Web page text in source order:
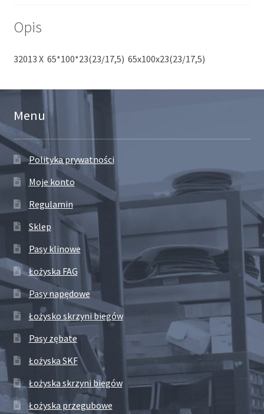
Opis
32013 X 65*100*23(23/17,5) 65x100x23(23/17,5)
Menu
Polityka prywatności
Moje konto
Regulamin
Sklep
Pasy klinowe
Łożyska FAG
Pasy napędowe
Łożysko skrzyni biegów
Pasy zębate
Łożyska SKF
Łożyska skrzyni biegów
Łożyska przegubowe